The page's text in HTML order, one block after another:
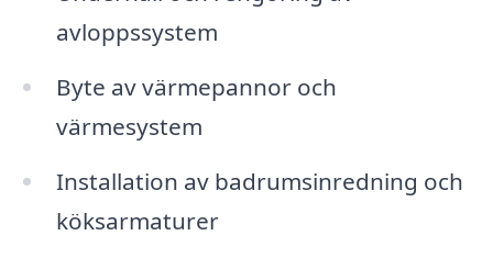
avloppssystem
Byte av värmepannor och
värmesystem
Installation av badrumsinredning och
köksarmaturer